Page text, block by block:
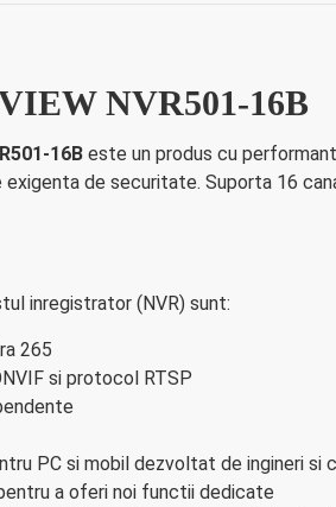
NVR501-16B
16B este un produs cu
de securitate. Suporta 16
inregistrator (NVR) sunt:
265
si protocol RTSP
PC si mobil dezvoltat de ingineri si
a oferi noi functii dedicate